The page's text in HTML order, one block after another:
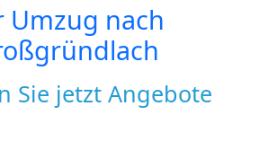
Umzug nach
Sie jetzt Angebote